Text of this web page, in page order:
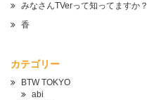
みなさんTVerって知ってますか？
香
カテゴリー
BTW TOKYO
abi